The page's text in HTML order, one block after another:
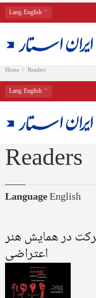
Lang: English
Home Readers
Lang: English
Readers
LanguageEnglish
در همایش هنر
اعتراضی